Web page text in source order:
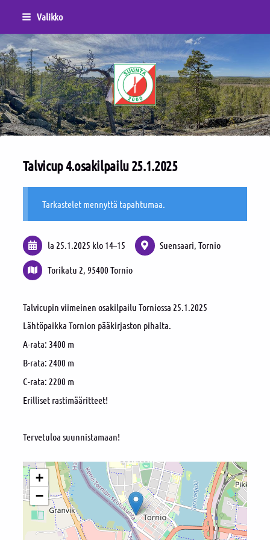
Siirry
sivun
sisältöön
Valikko
Sivuston etusivulle
Talvicup 4.osakilpailu 25.1.2025
Tarkastelet mennyttä tapahtumaa.
la 25.1.2025 klo 14–15 Suensaari, Tornio
Torikatu 2, 95400 Tornio
Talvicupin viimeinen osakilpailu Torniossa 25.1.2025
Lähtöpaikka Tornion pääkirjaston pihalta.
A-rata: 3400 m
B-rata: 2400 m
C-rata: 2200 m
Erilliset rastimääritteet!
Tervetuloa suunnistamaan!
+
−